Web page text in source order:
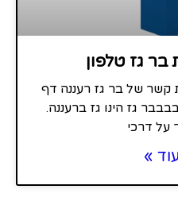
בר גז טלפון
קשר של בר גז רעננה דף
גז הינו גז ברעננה.
על דרכי
»